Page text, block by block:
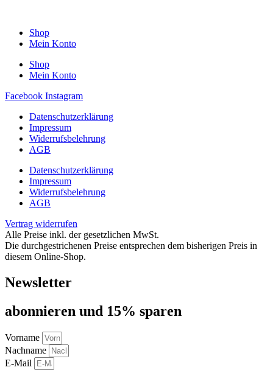
Shop
Mein Konto
Shop
Mein Konto
Facebook Instagram
Datenschutzerklärung
Impressum
Widerrufsbelehrung
AGB
Datenschutzerklärung
Impressum
Widerrufsbelehrung
AGB
Vertrag widerrufen
Alle Preise inkl. der gesetzlichen MwSt.
Die durchgestrichenen Preise entsprechen dem bisherigen Preis in
diesem Online-Shop.
Newsletter
abon­nie­ren und 15% sparen
Vorname
Nachname
E-Mail